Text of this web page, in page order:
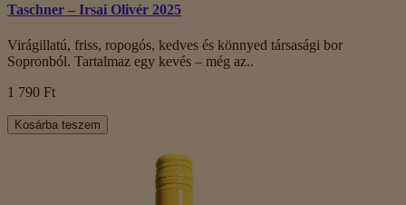
Taschner – Irsai Olivér 2025
Virágillatú, friss, ropogós, kedves és könnyed társasági bor
Sopronból. Tartalmaz egy kevés – még az..
1 790 Ft
Kosárba teszem